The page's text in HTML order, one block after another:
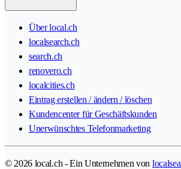
Über local.ch
localsearch.ch
search.ch
renovero.ch
localcities.ch
Eintrag erstellen / ändern / löschen
Kundencenter für Geschäftskunden
Unerwünschtes Telefonmarketing
© 2026 local.ch - Ein Unternehmen von